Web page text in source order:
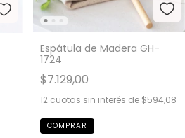
Espátula de Madera GH-
1724
$7.129,00
12 cuotas sin interés de $594,08